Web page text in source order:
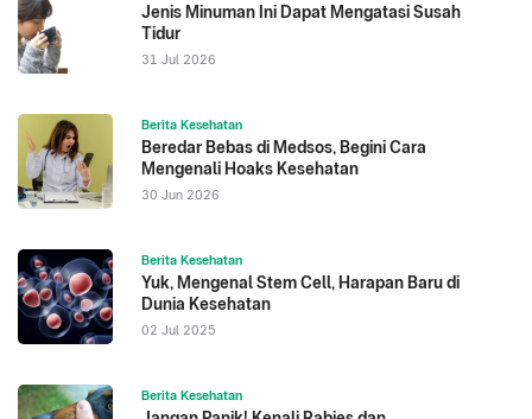
Jenis Minuman Ini Dapat Mengatasi Susah
Tidur
31 Jul 2026
Berita Kesehatan
Beredar Bebas di Medsos, Begini Cara
Mengenali Hoaks Kesehatan
30 Jun 2026
Berita Kesehatan
Yuk, Mengenal Stem Cell, Harapan Baru di
Dunia Kesehatan
02 Jul 2025
Berita Kesehatan